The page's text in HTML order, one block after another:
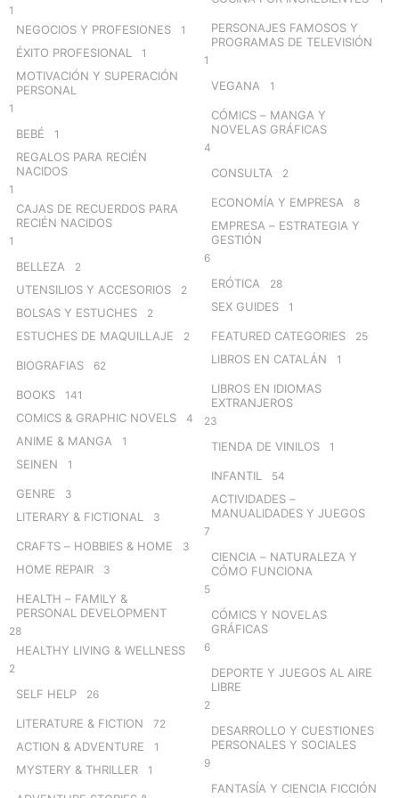
1
NEGOCIOS Y PROFESIONES 1
ÉXITO PROFESIONAL 1
MOTIVACIÓN Y SUPERACIÓN
PERSONAL
1
BEBÉ 1
REGALOS PARA RECIÉN
NACIDOS
1
CAJAS DE RECUERDOS PARA
RECIÉN NACIDOS
1
BELLEZA 2
UTENSILIOS Y ACCESORIOS 2
BOLSAS Y ESTUCHES 2
ESTUCHES DE MAQUILLAJE 2
BIOGRAFIAS 62
BOOKS 141
COMICS & GRAPHIC NOVELS 4
ANIME & MANGA 1
SEINEN 1
GENRE 3
LITERARY & FICTIONAL 3
CRAFTS – HOBBIES & HOME 3
HOME REPAIR 3
HEALTH – FAMILY &
PERSONAL DEVELOPMENT
28
HEALTHY LIVING & WELLNESS
2
SELF HELP 26
LITERATURE & FICTION 72
ACTION & ADVENTURE 1
MYSTERY & THRILLER 1
PERSONAJES FAMOSOS Y
PROGRAMAS DE TELEVISIÓN
1
VEGANA 1
CÓMICS – MANGA Y
NOVELAS GRÁFICAS
4
CONSULTA 2
ECONOMÍA Y EMPRESA 8
EMPRESA – ESTRATEGIA Y
GESTIÓN
6
ERÓTICA 28
SEX GUIDES 1
FEATURED CATEGORIES 25
LIBROS EN CATALÁN 1
LIBROS EN IDIOMAS
EXTRANJEROS
23
TIENDA DE VINILOS 1
INFANTIL 54
ACTIVIDADES –
MANUALIDADES Y JUEGOS
7
CIENCIA – NATURALEZA Y
CÓMO FUNCIONA
5
CÓMICS Y NOVELAS
GRÁFICAS
6
DEPORTE Y JUEGOS AL AIRE
LIBRE
2
DESARROLLO Y CUESTIONES
PERSONALES Y SOCIALES
9
FANTASÍA Y CIENCIA FICCIÓN